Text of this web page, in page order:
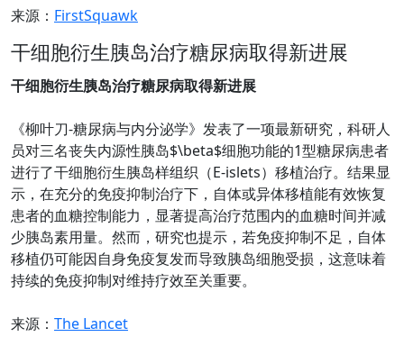
来源： FirstSquawk
干细胞衍生胰岛治疗糖尿病取得新进展
干细胞衍生胰岛治疗糖尿病取得新进展
《柳叶刀-糖尿病与内分泌学》发表了一项最新研究，科研人
员对三名丧失内源性胰岛$\beta$细胞功能的1型糖尿病患者
进行了干细胞衍生胰岛样组织（E-islets）移植治疗。结果显
示，在充分的免疫抑制治疗下，自体或异体移植能有效恢复
患者的血糖控制能力，显著提高治疗范围内的血糖时间并减
少胰岛素用量。然而，研究也提示，若免疫抑制不足，自体
移植仍可能因自身免疫复发而导致胰岛细胞受损，这意味着
持续的免疫抑制对维持疗效至关重要。
来源： The Lancet